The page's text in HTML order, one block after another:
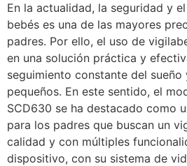
En la actualidad, la seguridad y
bebés es una de las mayores
padres. Por ello, el uso de
en una solución práctica y
seguimiento constante del
pequeños. En este sentido, el
SCD630 se ha destacado como
para los padres que buscan un
calidad y con múltiples
dispositivo, con su sistema de